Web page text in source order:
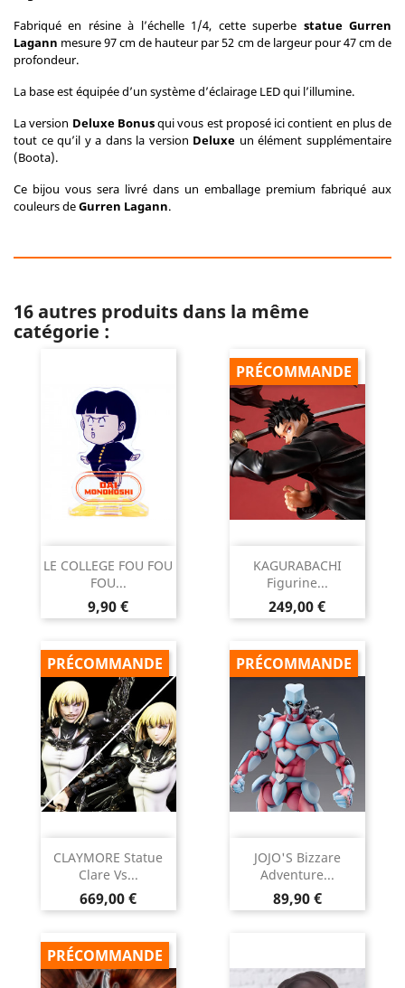
Fabriqué en résine à l’échelle 1/4, cette superbe statue Gurren
Lagann mesure 97 cm de hauteur par 52 cm de largeur pour 47 cm de
profondeur.
La base est équipée d’un système d’éclairage LED qui l’illumine.
La version Deluxe Bonusqui vous est proposé ici contient en plus de
tout ce qu’il y a dans la version Deluxe un élément supplémentaire
(Boota).
Ce bijou vous sera livré dans un emballage premium fabriqué aux
couleurs deGurren Lagann.
16 autres produits dans la même
catégorie :
LE COLLEGE FOU FOU
FOU...
Prix
9,90 €
KAGURABACHI
Figurine...
Prix
249,00 €
PRÉCOMMANDE
CLAYMORE Statue
Clare Vs...
Prix
669,00 €
PRÉCOMMANDE
JOJO'S Bizzare
Adventure...
Prix
89,90 €
PRÉCOMMANDE
PRÉCOMMANDE